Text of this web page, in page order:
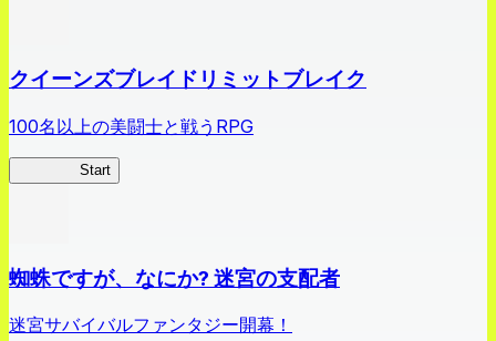
クイーンズブレイドリミットブレイク
100名以上の美闘士と戦うRPG
Start
蜘蛛ですが、なにか? 迷宮の支配者
迷宮サバイバルファンタジー開幕！